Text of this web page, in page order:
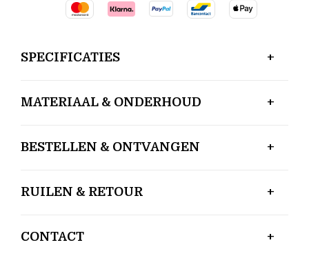
SPECIFICATIES
MATERIAAL & ONDERHOUD
BESTELLEN & ONTVANGEN
RUILEN & RETOUR
CONTACT